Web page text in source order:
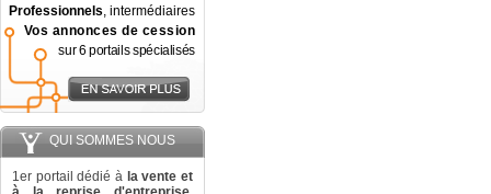
Professionnels, intermédiaires
Vos annonces de cession
sur 6 portails spécialisés
QUI SOMMES NOUS
1er portail dédié à la vente et